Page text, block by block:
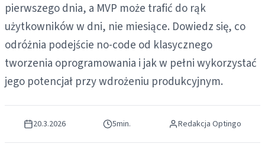
pierwszego dnia, a MVP może trafić do rąk
użytkowników w dni, nie miesiące. Dowiedz się, co
odróżnia podejście no-code od klasycznego
tworzenia oprogramowania i jak w pełni wykorzystać
jego potencjał przy wdrożeniu produkcyjnym.
20.3.2026 5min. Redakcja Optingo